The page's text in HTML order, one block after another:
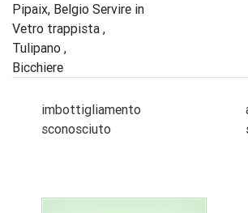
Pipaix, Belgio Servire in
Vetro trappista ,
Tulipano ,
Bicchiere
imbottigliamento
sconosciuto